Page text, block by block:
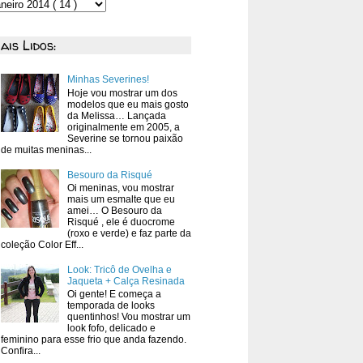
Lidos:
Minhas Severines!
Hoje vou mostrar um dos
modelos que eu mais gosto
da Melissa… Lançada
originalmente em 2005, a
Severine se tornou paixão
de muitas meninas...
Besouro da Risqué
Oi meninas, vou mostrar
mais um esmalte que eu
amei… O Besouro da
Risqué , ele é duocrome
(roxo e verde) e faz parte da
coleção Color Eff...
Look: Tricô de Ovelha e
Jaqueta + Calça Resinada
Oi gente! E começa a
temporada de looks
quentinhos! Vou mostrar um
look fofo, delicado e
feminino para esse frio que anda fazendo.
Confira...